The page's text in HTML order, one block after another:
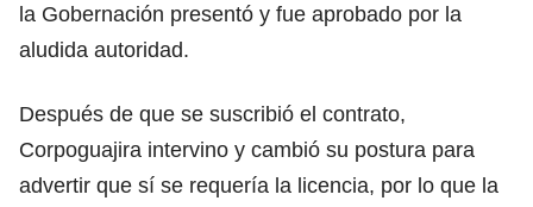
la Gobernación presentó y fue aprobado por la
aludida autoridad.
Después de que se suscribió el contrato,
Corpoguajira intervino y cambió su postura para
advertir que sí se requería la licencia, por lo que la